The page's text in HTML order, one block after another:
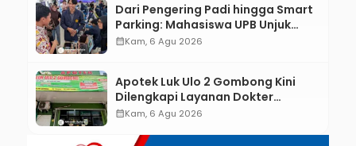
Dari Pengering Padi hingga Smart
Parking: Mahasiswa UPB Unjuk
Gigi Lewat Pameran CODEX 2
calendar_monthKam, 6 Agu 2026
Apotek Luk Ulo 2 Gombong Kini
Dilengkapi Layanan Dokter
Spesialis Anak
calendar_monthKam, 6 Agu 2026